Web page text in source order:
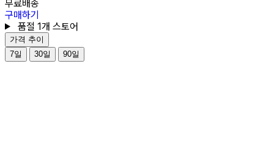
무료배송
구매하기
품절 1개 스토어
가격 추이
7일
30일 90일